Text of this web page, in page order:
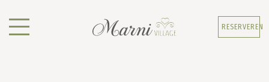
RESERVEREN